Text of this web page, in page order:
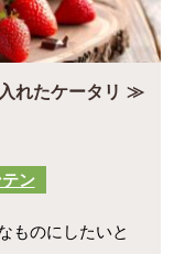
れたケータリ
ン
ものにしたいと